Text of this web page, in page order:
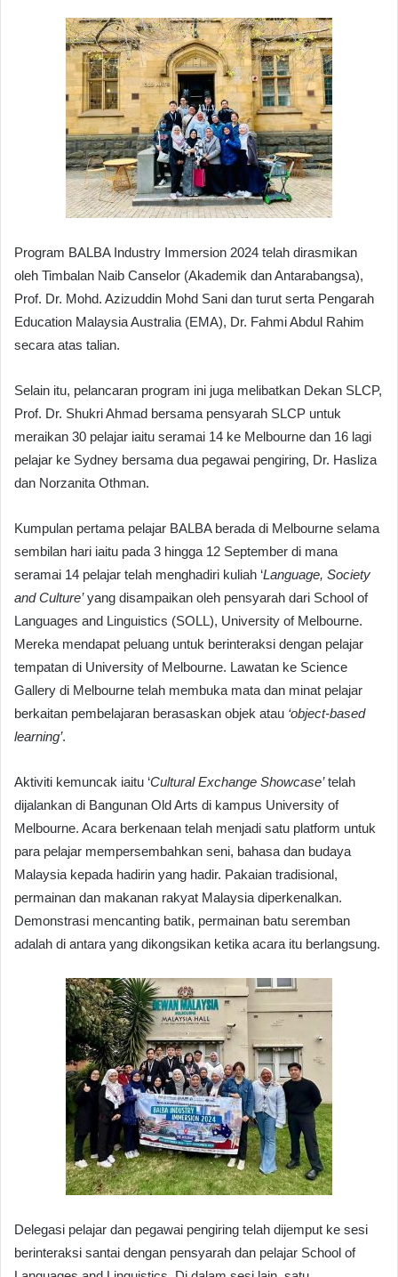
Program BALBA Industry Immersion 2024 telah dirasmikan
oleh Timbalan Naib Canselor (Akademik dan Antarabangsa),
Prof. Dr. Mohd. Azizuddin Mohd Sani dan turut serta Pengarah
Education Malaysia Australia (EMA), Dr. Fahmi Abdul Rahim
secara atas talian.
Selain itu, pelancaran program ini juga melibatkan Dekan SLCP,
Prof. Dr. Shukri Ahmad bersama pensyarah SLCP untuk
meraikan 30 pelajar iaitu seramai 14 ke Melbourne dan 16 lagi
pelajar ke Sydney bersama dua pegawai pengiring, Dr. Hasliza
dan Norzanita Othman.
Kumpulan pertama pelajar BALBA berada di Melbourne selama
sembilan hari iaitu pada 3 hingga 12 September di mana
seramai 14 pelajar telah menghadiri kuliah ‘Language, Society
and Culture’yang disampaikan oleh pensyarah dari School of
Languages and Linguistics (SOLL), University of Melbourne.
Mereka mendapat peluang untuk berinteraksi dengan pelajar
tempatan di University of Melbourne. Lawatan ke Science
Gallery di Melbourne telah membuka mata dan minat pelajar
berkaitan pembelajaran berasaskan objek atau ‘object-based
learning’.
Aktiviti kemuncak iaitu ‘Cultural Exchange Showcase’telah
dijalankan di Bangunan Old Arts di kampus University of
Melbourne. Acara berkenaan telah menjadi satu platform untuk
para pelajar mempersembahkan seni, bahasa dan budaya
Malaysia kepada hadirin yang hadir. Pakaian tradisional,
permainan dan makanan rakyat Malaysia diperkenalkan.
Demonstrasi mencanting batik, permainan batu seremban
adalah di antara yang dikongsikan ketika acara itu berlangsung.
Delegasi pelajar dan pegawai pengiring telah dijemput ke sesi
berinteraksi santai dengan pensyarah dan pelajar School of